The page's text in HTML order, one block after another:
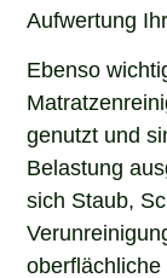
Aufwertung
Ebenso
genutzt und
Belastung
sich Staub,